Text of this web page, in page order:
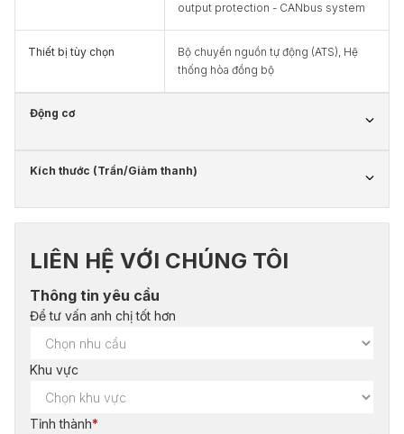
output protection - CANbus system
Thiết bị tùy chọn
Bộ chuyển nguồn tự động (ATS), Hệ
thống hòa đồng bộ
Động cơ
Kích thước (Trần/Giảm thanh)
LIÊN HỆ VỚI CHÚNG TÔI
Thông tin yêu cầu
Để tư vấn anh chị tốt hơn
Khu vực
Tỉnh thành*